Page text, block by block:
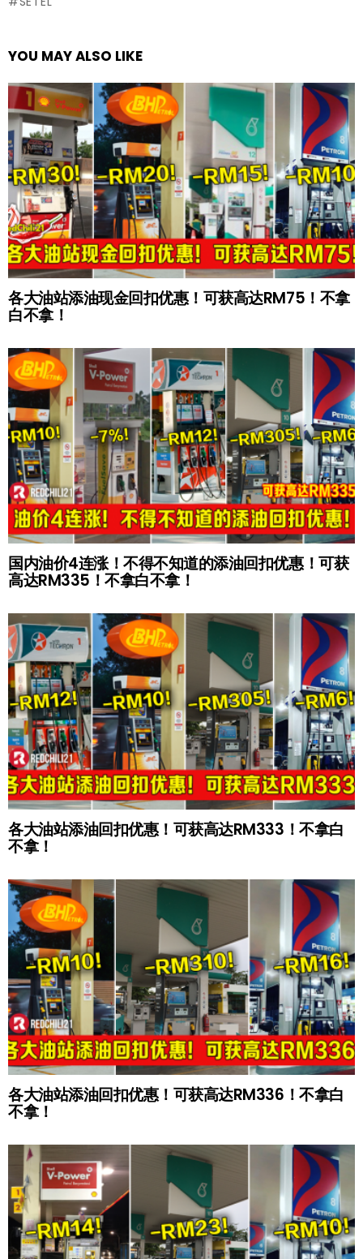
YOU MAY ALSO LIKE
各大油站添油现金回扣优惠！可获高达RM75！不拿
白不拿！
国内油价4连涨！不得不知道的添油回扣优惠！可获
高达RM335！不拿白不拿！
各大油站添油回扣优惠！可获高达RM333！不拿白
不拿！
各大油站添油回扣优惠！可获高达RM336！不拿白
不拿！